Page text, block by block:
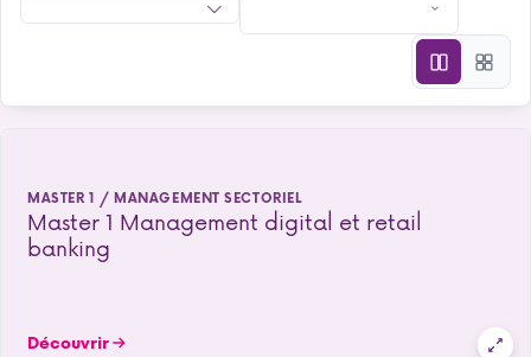
MASTER 1 / MANAGEMENT SECTORIEL
Master 1 Management digital et retail
banking
Découvrir